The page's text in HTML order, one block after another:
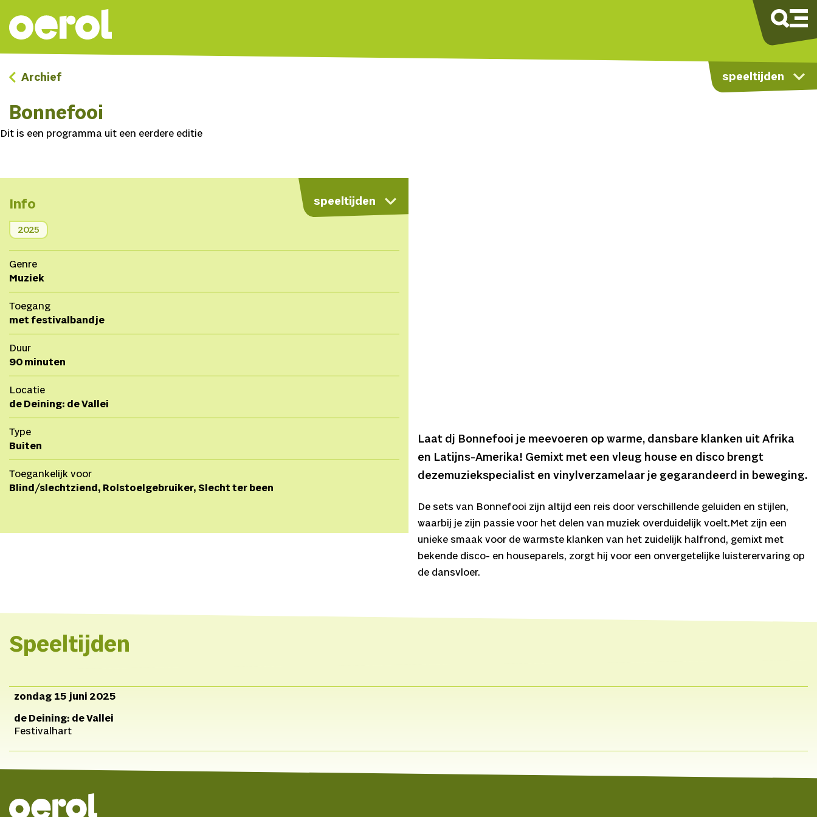
speeltijden
Archief
Bonnefooi
Dit is een programma uit een eerdere editie
speeltijden
Info
2025
Genre
Muziek
Toegang
met festivalbandje
Duur
90 minuten
Locatie
de Deining: de Vallei
Type
Buiten
Toegankelijk voor
Blind/slechtziend, Rolstoelgebruiker, Slecht ter been
Laat dj Bonnefooi je meevoeren op warme, dansbare klanken uit Afrika
en Latijns-Amerika! Gemixt met een vleug house en disco brengt
dezemuziekspecialist en vinylverzamelaar je gegarandeerd in beweging.
De sets van Bonnefooi zijn altijd een reis door verschillende geluiden en stijlen,
waarbij je zijn passie voor het delen van muziek overduidelijk voelt.Met zijn een
unieke smaak voor de warmste klanken van het zuidelijk halfrond, gemixt met
bekende disco- en houseparels, zorgt hij voor een onvergetelijke luisterervaring op
de dansvloer.
Speeltijden
zondag 15 juni 2025
de Deining: de Vallei
Festivalhart